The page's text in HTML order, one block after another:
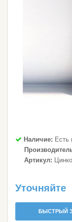
Наличие: Есть
Артикул:
Уточняйте
БЫСТРЫЙ